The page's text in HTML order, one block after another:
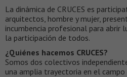
La dinámica de CRUCES es
arquitectos, hombre y mujer,
incumbencia profesional para abrir
la participación de todos.
¿Quiénes hacemos CRUCES?
Somos dos colectivos
una amplia trayectoria en el